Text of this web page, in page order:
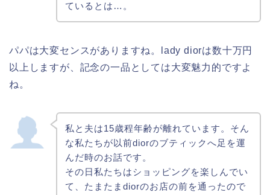
ているとは…。
パパは大変センスがありますね。lady diorは数十万円
以上しますが、記念の一品としては大変魅力的ですよ
ね。
私と夫は15歳程年齢が離れています。そん
な私たちが以前diorのブティックへ足を運
んだ時のお話です。
その日私たちはショッピングを楽しんでい
て、たまたまdiorのお店の前を通ったので